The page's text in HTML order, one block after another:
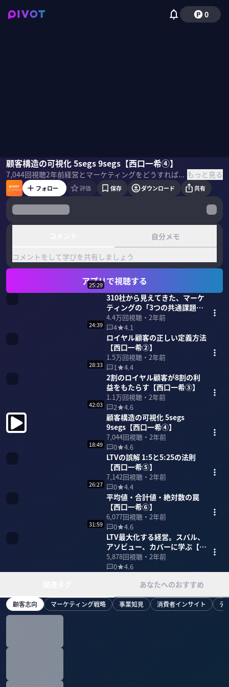
0
顧客構造の可視化 5segs 9segs【西口一希④】
7,044回視聴2年前 経営とマーケティングをどうすればうまくつなげることができるのか。P＆G、ロクシタン、スマートニュースなどでマーケティングを担当してきたStrategy Partnersの西口一希氏。 もっと見る
西口一希佐々木紀彦
フォロー 評価 保存 ダウンロード 共有
自分メモ
コメントをして学びを共有しましょう
アプリで視聴する
25:29
310社から見えてきた、マーケ
ティングの「3つの共通課題」
【西口一希①】
4.4万回視聴・ 2年前
4
4.1
24:39
ロイヤル顧客の正しい定義方法
【西口一希②】
1.5万回視聴・ 2年前
1
4.4
28:33
2割のロイヤル顧客が8割の利
益をもたらす【西口一希③】
1.1万回視聴・ 2年前
2
4.6
42:03
顧客構造の可視化 5segs
9segs【西口一希④】
7,044回視聴・ 2年前
0
4.6
18:49
LTVの誤解 1:5と5:25の法則
【西口一希⑤】
7,142回視聴・ 2年前
0
4.4
26:27
平均値・合計値・絶対数の罠
【西口一希⑥】
6,077回視聴・ 2年前
0
4.6
31:59
LTV最大化する経営。スバル、
アソビュー、カバーに学ぶ【西
口一希⑦】
5,878回視聴・ 2年前
0
4.6
あなたへのおすすめ
顧客志向 マーケティング戦略 事業知見 消費者インサイト デ